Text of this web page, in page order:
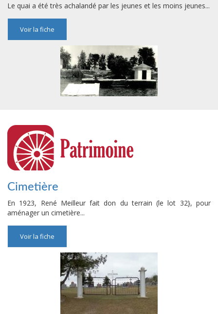
Le quai a été très achalandé par les jeunes et les moins jeunes...
Voir la fiche
Cimetière
En 1923, René Meilleur fait don du terrain (le lot 32}, pour
aménager un cimetière...
Voir la fiche